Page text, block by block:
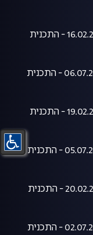
אזור בחירה 16.02.23 - התכנית
אזור בחירה 06.07.26 - התכנית
אזור בחירה 19.02.23 - התכנית
אזור בחירה 05.07.26 - התכנית
אזור בחירה 20.02.23 - התכנית
אזור בחירה 02.07.26 - התכנית